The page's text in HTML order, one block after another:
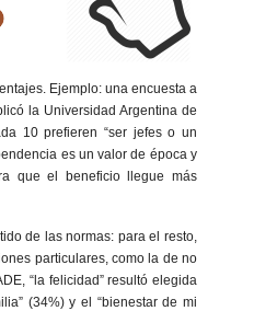
Ejemplo: una encuesta a
la Universidad Argentina de
10 prefieren “ser jefes o un
es un valor de época y
que el beneficio llegue más
de las normas: para el resto,
particulares, como la de no
“la felicidad” resultó elegida
(34%) y el “bienestar de mi